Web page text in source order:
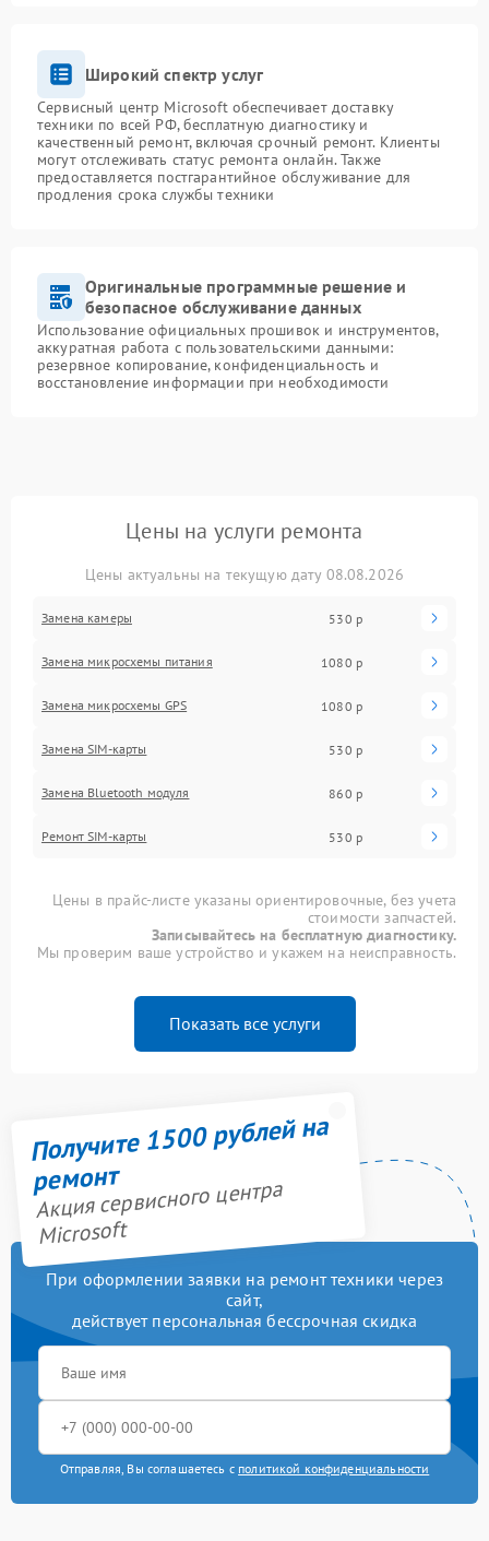
Широкий спектр услуг
Сервисный центр Microsoft обеспечивает доставку
техники по всей РФ, бесплатную диагностику и
качественный ремонт, включая срочный ремонт. Клиенты
могут отслеживать статус ремонта онлайн. Также
предоставляется постгарантийное обслуживание для
продления срока службы техники
Оригинальные программные решение и
безопасное обслуживание данных
Использование официальных прошивок и инструментов,
аккуратная работа с пользовательскими данными:
резервное копирование, конфиденциальность и
восстановление информации при необходимости
Цены на услуги ремонта
Цены актуальны на текущую дату 08.08.2026
Замена камеры 530 р
Замена микросхемы питания 1080 р
Замена микросхемы GPS 1080 р
Замена SIM-карты 530 р
Замена Bluetooth модуля 860 р
Ремонт SIM-карты 530 р
Цены в прайс-листе указаны ориентировочные, без учета
стоимости запчастей.
Записывайтесь на бесплатную диагностику.
Мы проверим ваше устройство и укажем на неисправность.
Показать все услуги
Получите 1500 рублей на
ремонт
Акция сервисного центра
Microsoft
При оформлении заявки на ремонт техники через
сайт,
действует персональная бессрочная скидка
Отправляя, Вы соглашаетесь с политикой конфиденциальности